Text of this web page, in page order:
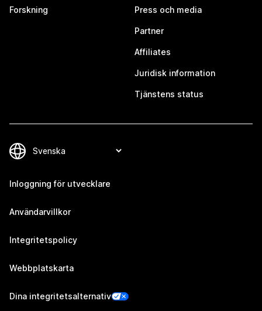
Forskning Press och media
Partner
Affiliates
Juridisk information
Tjänstens status
Inloggning för utvecklare
Användarvillkor
Integritetspolicy
Webbplatskarta
Dina integritetsalternativ